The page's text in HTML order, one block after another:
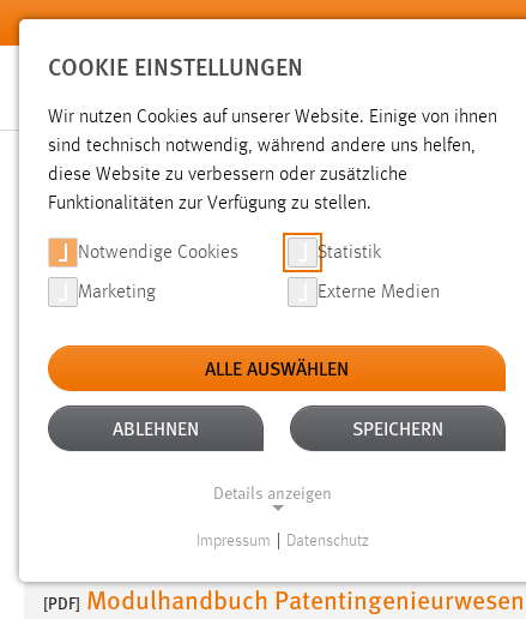
Zum Hauptinhalt springen
SUCHE
Gesucht nach "weis".Es wurden 632 Ergebnisse gefunden.
[PDF] Modulhandbuch Patentingenieurwesen
COOKIE EINSTELLUNGEN
Wir nutzen Cookies auf unserer Website. Einige von ihnen
sind technisch notwendig, während andere uns helfen,
diese Website zu verbessern oder zusätzliche
Funktionalitäten zur Verfügung zu stellen.
Notwendige Cookies Statistik
Marketing Externe Medien
ALLE AUSWÄHLEN
ABLEHNEN SPEICHERN
Details anzeigen
Notwendige Cookies ermöglichen grundlegende
Impressum Datenschutz